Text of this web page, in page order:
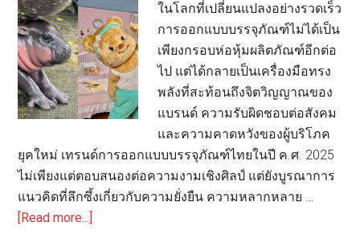
ในโลกที่เปลี่ยนแปลงอย่างรวดเร็ว
การออกแบบบรรจุภัณฑ์ไม่ได้เป็น
เพียงกรอบห่อหุ้มผลิตภัณฑ์อีกต่อ
ไป แต่ได้กลายเป็นเครื่องมือทรง
พลังที่สะท้อนถึงจิตวิญญาณของ
แบรนด์ ความรับผิดชอบต่อสังคม
และความคาดหวังของผู้บริโภค
ยุคใหม่ เทรนด์การออกแบบบรรจุภัณฑ์ไทยในปี ค.ศ. 2025
ไม่เพียงแต่ตอบสนองต่อความงามเชิงศิลป์ แต่ยังบูรณาการ
แนวคิดที่ลึกซึ้งเกี่ยวกับความยั่งยืน ความหลากหลาย …
[Read more...]